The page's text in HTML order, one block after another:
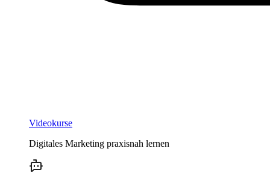
Videokurse
Digitales Marketing praxisnah lernen